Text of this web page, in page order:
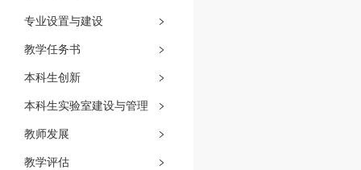
专业设置与建设
教学任务书
本科生创新
本科生实验室建设与管理
教师发展
教学评估